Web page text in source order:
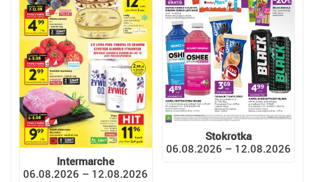
Intermarche
06.08.2026 – 12.08.2026
Stokrotka
06.08.2026 – 12.08.2026